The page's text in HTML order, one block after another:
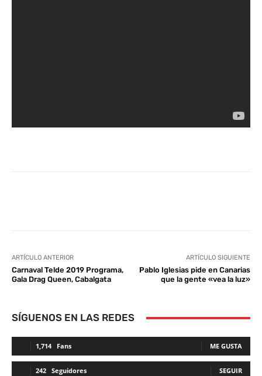
ARTÍCULO ANTERIOR
Carnaval Telde 2019 Programa,
Gala Drag Queen, Cabalgata
ARTÍCULO SIGUIENTE
Pablo Iglesias pide en Canarias
que la gente «vea la luz»
SÍGUENOS EN LAS REDES
1,714 Fans ME GUSTA
242 Seguidores SEGUIR